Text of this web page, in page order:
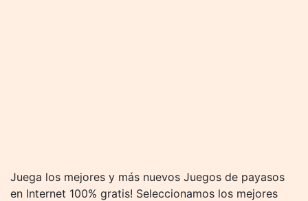
Juega los mejores y más nuevos Juegos de payasos
en Internet 100% gratis! Seleccionamos los mejores